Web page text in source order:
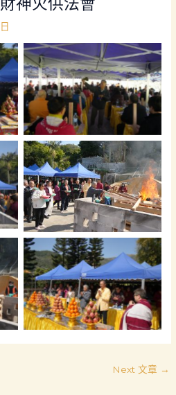
No Caption
No Caption
No Caption
Next 文章 →